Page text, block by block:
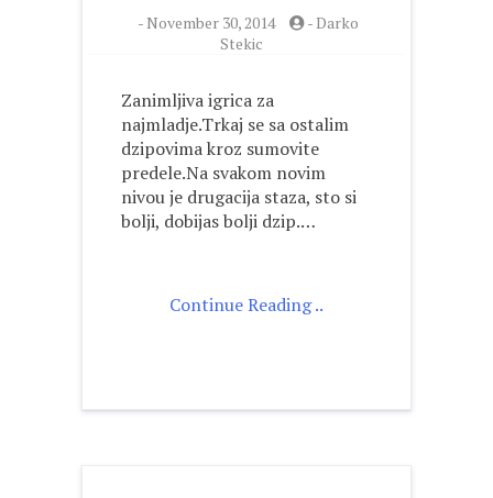
-November 30, 2014 -Darko
Stekic
Zanimljiva igrica za
najmladje.Trkaj se sa ostalim
dzipovima kroz sumovite
predele.Na svakom novim
nivou je drugacija staza, sto si
bolji, dobijas bolji dzip.…
Continue Reading ..